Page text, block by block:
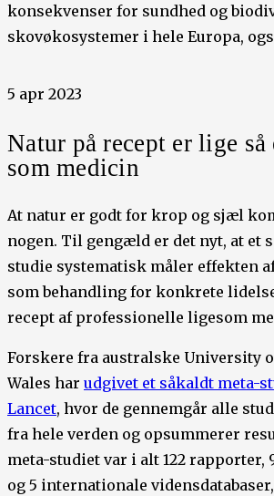
konsekvenser for sundhed og
skovøkosystemer i hele Europa,
5 apr 2023
Natur på recept er lige
som medicin
At natur er godt for krop og sjæl
nogen. Til gengæld er det nyt, at et
studie systematisk måler effekten
som behandling for konkrete
recept af professionelle ligesom
Forskere fra australske University
Wales har udgivet et såkaldt meta-
Lancet, hvor de gennemgår alle
fra hele verden og opsummerer
meta-studiet var i alt 122 rapporter,
og 5 internationale